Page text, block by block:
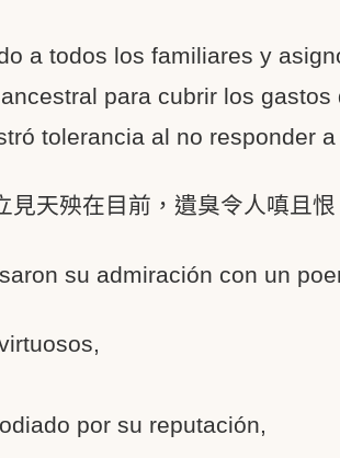
a todos los familiares y
para cubrir los
tolerancia al no responder
天殃在目前，遺臭令人嗔且恨
su admiración con un
por su reputación,